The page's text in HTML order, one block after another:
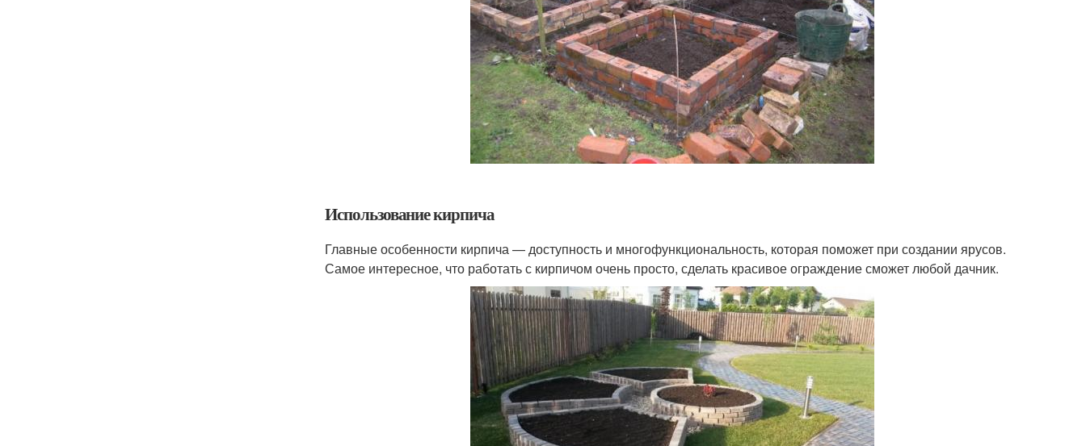
Использование кирпича
Главные особенности кирпича — доступность и многофункциональность, которая поможет при создании ярусов.
Самое интересное, что работать с кирпичом очень просто, сделать красивое ограждение сможет любой дачник.